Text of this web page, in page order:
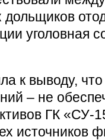
уголовная
к выводу,
– не
ГК «СУ-
источников